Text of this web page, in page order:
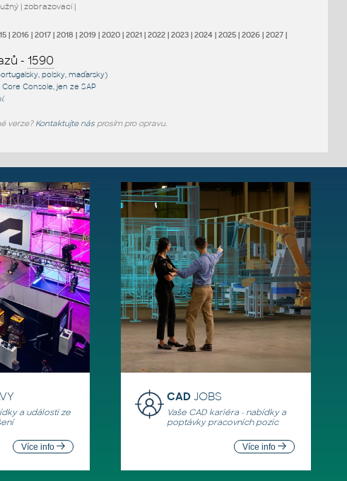
| zobrazovací|
| 2016| 2017| 2018 | 2019| 2020| 2021| 2022| 2023| 2024| 2025| 2026| 2027|
- 1590
polsky, maďarsky)
Console, jenze SAP
verze? Kontaktujte násprosím pro opravu.
a události ze
Více info
CADJOBS
Vaše CAD kariéra - nabídky a
poptávky pracovních pozic
Více info